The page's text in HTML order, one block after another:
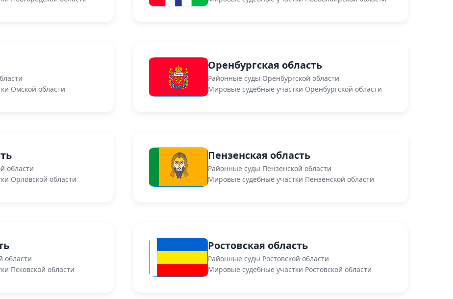
Омской области
Оренбургская область
Районные суды Оренбургской области
Мировые судебные участки Оренбургской области
области
Орловской области
Пензенская область
Районные суды Пензенской области
Мировые судебные участки Пензенской области
области
Псковской области
Ростовская область
Районные суды Ростовской области
Мировые судебные участки Ростовской области